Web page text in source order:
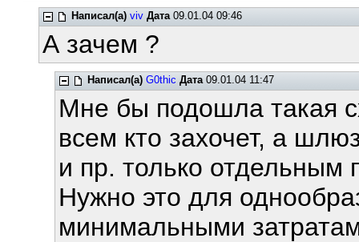
Написал(а) viv Дата09.01.04 09:46
А зачем ?
Написал(а) G0thic Дата09.01.04 11:47
Мне бы подошла такая
всем кто захочет, а
и пр. только отдельным
Нужно это для
минимальными